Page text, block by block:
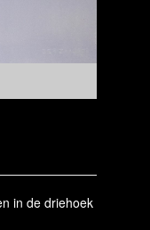
in de driehoek